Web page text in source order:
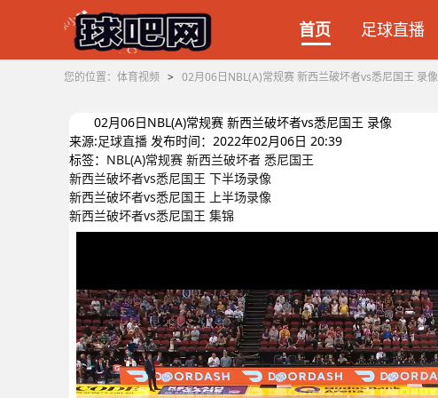
首页 足球直播
您的位置： 体育视频 > 02月06日NBL(A)常规赛 新西兰破坏者vs悉尼国王 录像
02月06日NBL(A)常规赛 新西兰破坏者vs悉尼国王 录像
来源:足球直播 发布时间：2022年02月06日 20:39
标签： NBL(A)常规赛 新西兰破坏者 悉尼国王
新西兰破坏者vs悉尼国王 下半场录像
新西兰破坏者vs悉尼国王 上半场录像
新西兰破坏者vs悉尼国王 集锦